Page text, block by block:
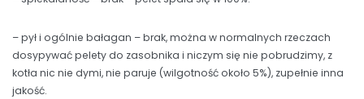
– pył i ogólnie bałagan – brak, można w normalnych rzeczach
dosypywać pelety do zasobnika i niczym się nie pobrudzimy, z
kotła nic nie dymi, nie paruje (wilgotność około 5%), zupełnie inna
jakość.